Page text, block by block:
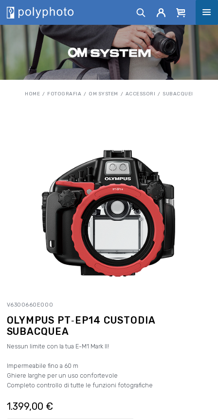
HOME FOTOGRAFIA OM SYSTEM ACCESSORI SUBACQUEI
V6300660E000
OLYMPUS PT‑EP14 CUSTODIA
SUBACQUEA
Nessun limite con la tua E-M1 Mark II!
Impermeabile fino a 60 m
Ghiere larghe per un uso confortevole
Completo controllo di tutte le funzioni fotografiche
1.399,00 €